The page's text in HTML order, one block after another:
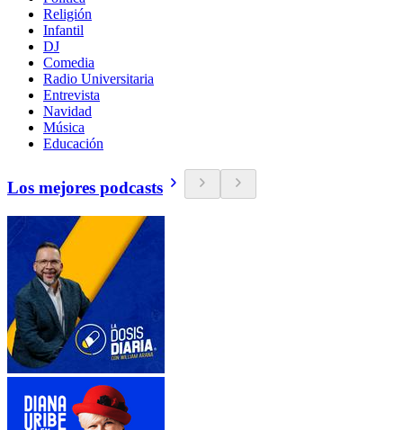
Religión
Infantil
DJ
Comedia
Radio Universitaria
Entrevista
Navidad
Música
Educación
Los mejores podcasts